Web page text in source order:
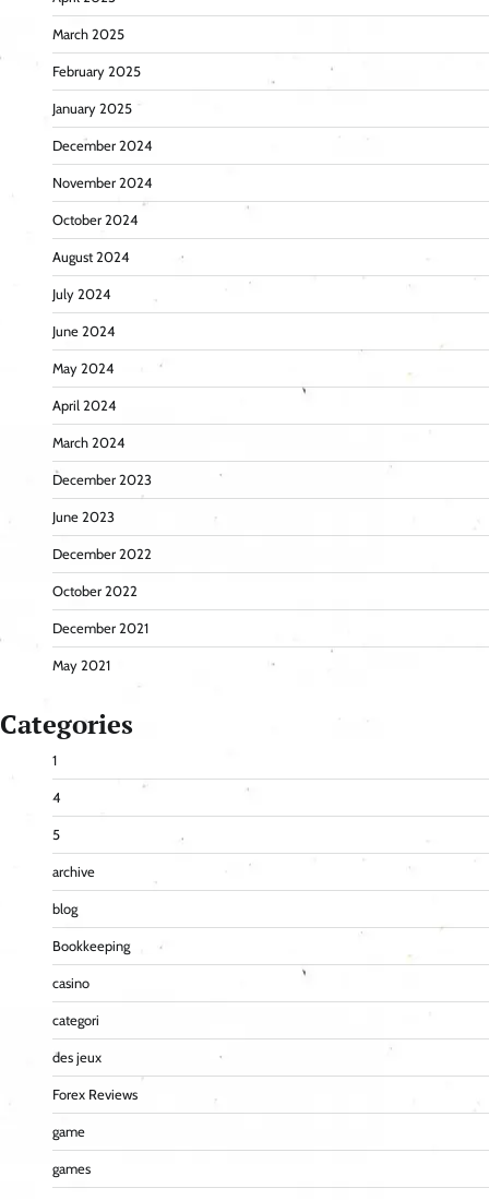
March 2025
February 2025
January 2025
December 2024
November 2024
October 2024
August 2024
July 2024
June 2024
May 2024
April 2024
March 2024
December 2023
June 2023
December 2022
October 2022
December 2021
May 2021
Categories
1
4
5
archive
blog
Bookkeeping
casino
categori
des jeux
Forex Reviews
game
games